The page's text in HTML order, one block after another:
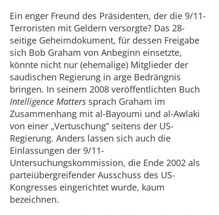
Ein enger Freund des Präsidenten, der die 9/11-
Terroristen mit Geldern versorgte? Das 28-
seitige Geheimdokument, für dessen Freigabe
sich Bob Graham von Anbeginn einsetzte,
könnte nicht nur (ehemalige) Mitglieder der
saudischen Regierung in arge Bedrängnis
bringen. In seinem 2008 veröffentlichten Buch
Intelligence Matters sprach Graham im
Zusammenhang mit al-Bayoumi und al-Awlaki
von einer „Vertuschung“ seitens der US-
Regierung. Anders lassen sich auch die
Einlassungen der 9/11-
Untersuchungskommission, die Ende 2002 als
parteiübergreifender Ausschuss des US-
Kongresses eingerichtet wurde, kaum
bezeichnen.